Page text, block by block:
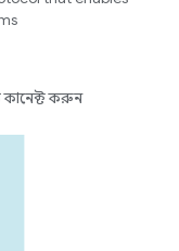
কানেক্ট করুন